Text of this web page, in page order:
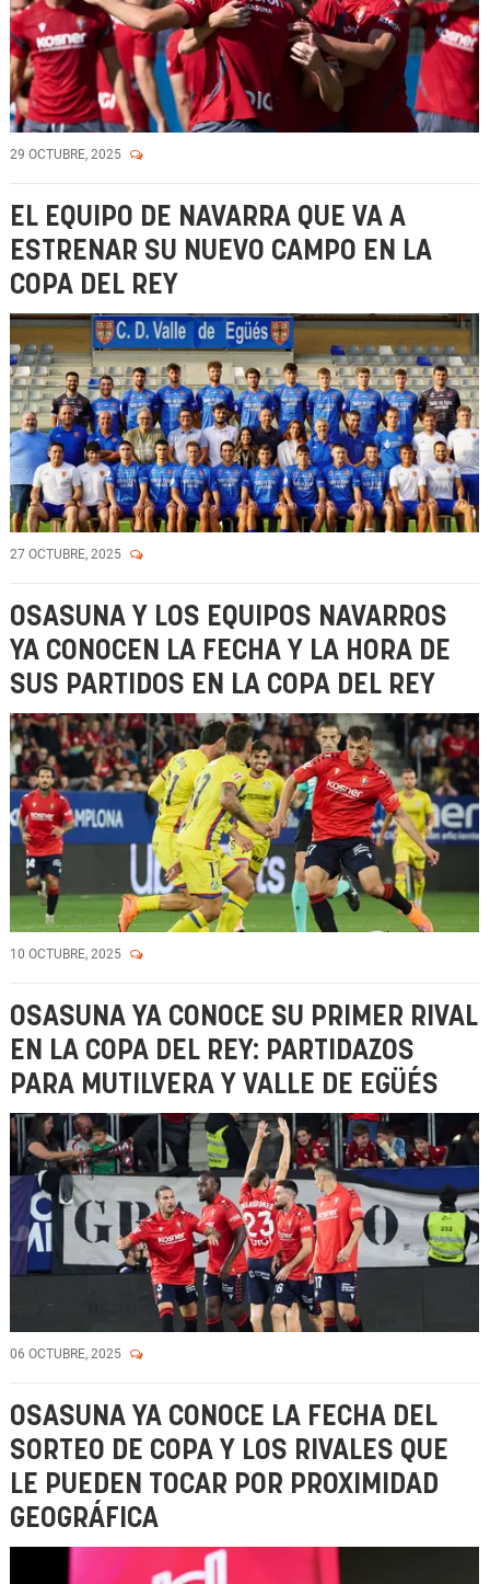
29 OCTUBRE, 2025
EL EQUIPO DE NAVARRA QUE VA A
ESTRENAR SU NUEVO CAMPO EN LA
COPA DEL REY
27 OCTUBRE, 2025
OSASUNA Y LOS EQUIPOS NAVARROS
YA CONOCEN LA FECHA Y LA HORA DE
SUS PARTIDOS EN LA COPA DEL REY
10 OCTUBRE, 2025
OSASUNA YA CONOCE SU PRIMER RIVAL
EN LA COPA DEL REY: PARTIDAZOS
PARA MUTILVERA Y VALLE DE EGÜÉS
06 OCTUBRE, 2025
OSASUNA YA CONOCE LA FECHA DEL
SORTEO DE COPA Y LOS RIVALES QUE
LE PUEDEN TOCAR POR PROXIMIDAD
GEOGRÁFICA